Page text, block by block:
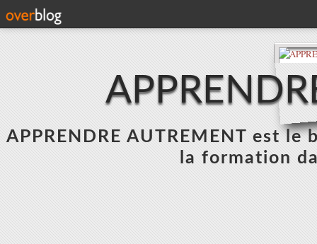
APPRENDRE AUTREMENT est
la formation